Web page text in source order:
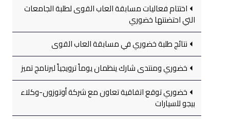
اختتام فعاليات مسابقة العاب القوى لطلبة الجامعات
التي احتضنتها خضوري
نتائج طلبة خضوري في مسابقة العاب القوى
خضوري ومنتدى شارك ينظمان يوماً ترويجياً لبرنامج تميز
خضوري توقع اتفاقية تعاون مع شركة أوتوزون-وكلاء
بيجو للسيارات